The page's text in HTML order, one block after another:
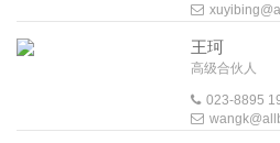
王珂
高级合伙人
023-8895